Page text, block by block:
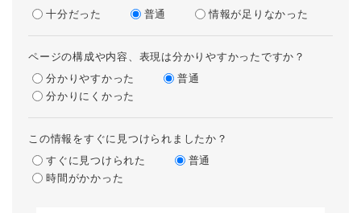
十分だった
普通 情報が足りなかった
ページの構成や内容、表現は分かりやすかったですか？
分かりやすかった
普通
分かりにくかった
この情報をすぐに見つけられましたか？
すぐに見つけられた
普通
時間がかかった